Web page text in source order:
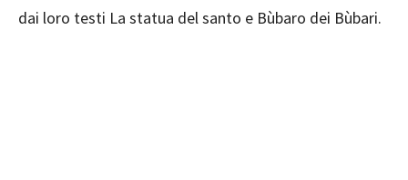
dai loro testi La statua del santo e Bùbaro dei Bùbari.